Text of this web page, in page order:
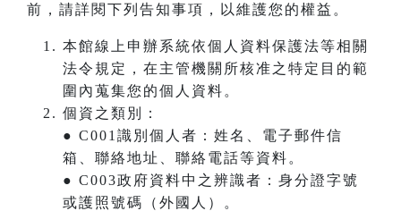
前，請詳閱下列告知事項，以維護您的權益。
本館線上申辦系統依個人資料保護法等相關
法令規定，在主管機關所核准之特定目的範
圍內蒐集您的個人資料。
個資之類別：
● C001識別個人者：姓名、電子郵件信
箱、聯絡地址、聯絡電話等資料。
● C003政府資料中之辨識者：身分證字號
或護照號碼（外國人）。